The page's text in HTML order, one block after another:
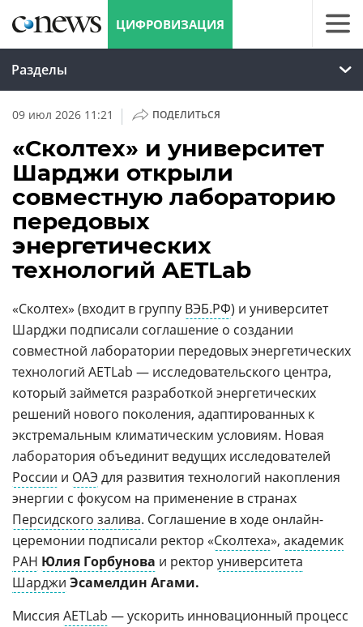
ЦИФРОВИЗАЦИЯ
Разделы
09 июл 2026 11:21 | ПОДЕЛИТЬСЯ
«Сколтех» и университет
Шарджи открыли
совместную лабораторию
передовых
энергетических
технологий AETLab
«Сколтех» (входит в группу ВЭБ.РФ) и университет
Шарджи подписали соглашение о создании
совместной лаборатории передовых энергетических
технологий AETLab — исследовательского центра,
который займется разработкой энергетических
решений нового поколения, адаптированных к
экстремальным климатическим условиям. Новая
лаборатория объединит ведущих исследователей
России и ОАЭ для развития технологий накопления
энергии с фокусом на применение в странах
Персидского залива. Соглашение в ходе онлайн-
церемонии подписали ректор «Сколтеха», академик
РАН Юлия Горбунова и ректор университета
Шарджи Эсамелдин Агами.
Миссия AETLab — ускорить инновационный процесс